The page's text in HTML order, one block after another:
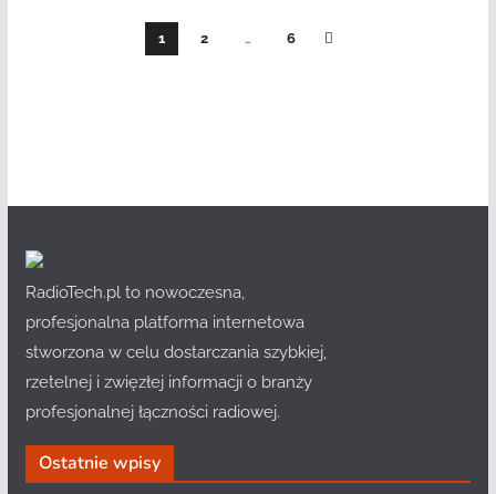
1 2 … 6
RadioTech.pl to nowoczesna,
profesjonalna platforma internetowa
stworzona w celu dostarczania szybkiej,
rzetelnej i zwięzłej informacji o branży
profesjonalnej łączności radiowej.
Ostatnie wpisy